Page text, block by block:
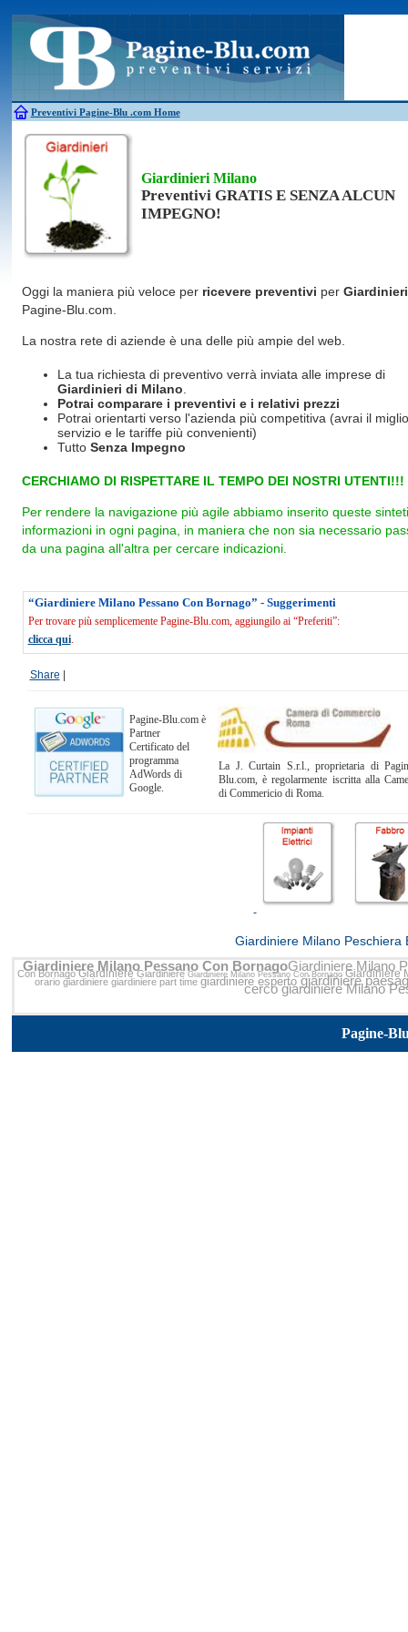
Preventivi Pagine-Blu .com Home
Antifurti
Allarme
Bagni chimici
Edilizia Giardinieri
Caldaie
Falegnami Idraulici
Canne fumarie
Parquet
Giardinieri Milano
Preventivi GRATIS E SENZA ALCUN
IMPEGNO!
Oggi la maniera più veloce per ricevere preventivi per Giardinieri
Pagine-Blu.com.
La nostra rete di aziende è una delle più ampie del web.
La tua richiesta di preventivo verrà inviata alle imprese di
Giardinieri di Milano
Potrai comparare i preventivi e i relativi prezzi
Potrai orientarti verso l'azienda più competitiva (avrai il
servizio e le tariffe più convenienti)
Tutto Senza Impegno
CERCHIAMO DI RISPETTARE IL TEMPO DEI NOSTRI UTENTI!!!
Per rendere la navigazione più agile abbiamo inserito queste
informazioni in ogni pagina, in maniera che non sia necessario
da una pagina all'altra per cercare indicazioni.
“Giardiniere Milano Pessano Con Bornago” - Suggerimenti
Per trovare più semplicemente Pagine-Blu.com, aggiungilo ai “Preferiti”:
clicca qui.
Share
Pagine-Blu.com è
Partner
Certificato del
programma
AdWords di
Google.
La J. Curtain S.r.l., proprietaria di
Blu.com, è regolarmente iscritta alla
di Commericio di Roma.
Giardiniere Milano Peschiera
Giardiniere Milano Pessano Con BornagoGiardiniere Milano
Con BornagoGiardiniere Giardiniere Giardiniere Milano Pessano Con Bornago Giardiniere
orario giardiniere giardiniere part time giardiniere espertogiardiniere
cerco giardiniere Milano
Pagine-